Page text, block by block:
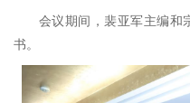
会议期间，裴亚军主编和
书。